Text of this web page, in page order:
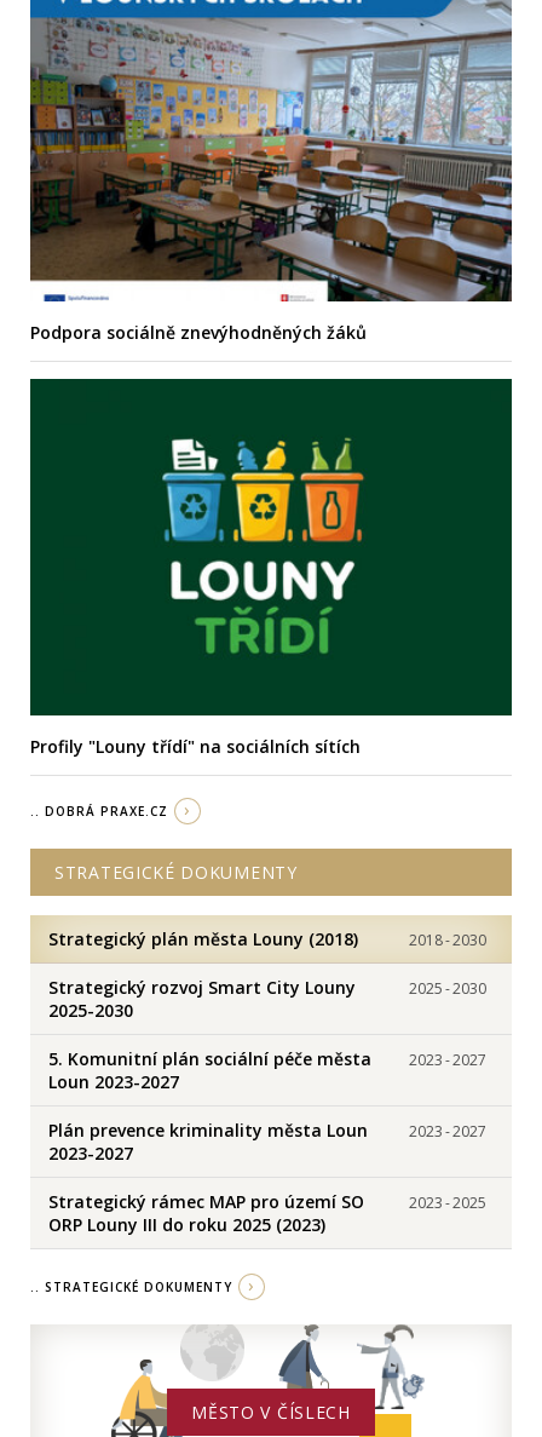
Podpora sociálně znevýhodněných žáků
Profily "Louny třídí" na sociálních sítích
.. DOBRÁ PRAXE.CZ
STRATEGICKÉ DOKUMENTY
Strategický plán města Louny (2018) 2018-2030
Strategický rozvoj Smart City Louny
2025-2030
2025-2030
5. Komunitní plán sociální péče města
Loun 2023-2027
2023-2027
Plán prevence kriminality města Loun
2023-2027
2023-2027
Strategický rámec MAP pro území SO
ORP Louny III do roku 2025 (2023)
2023-2025
.. STRATEGICKÉ DOKUMENTY
MĚSTO V ČÍSLECH